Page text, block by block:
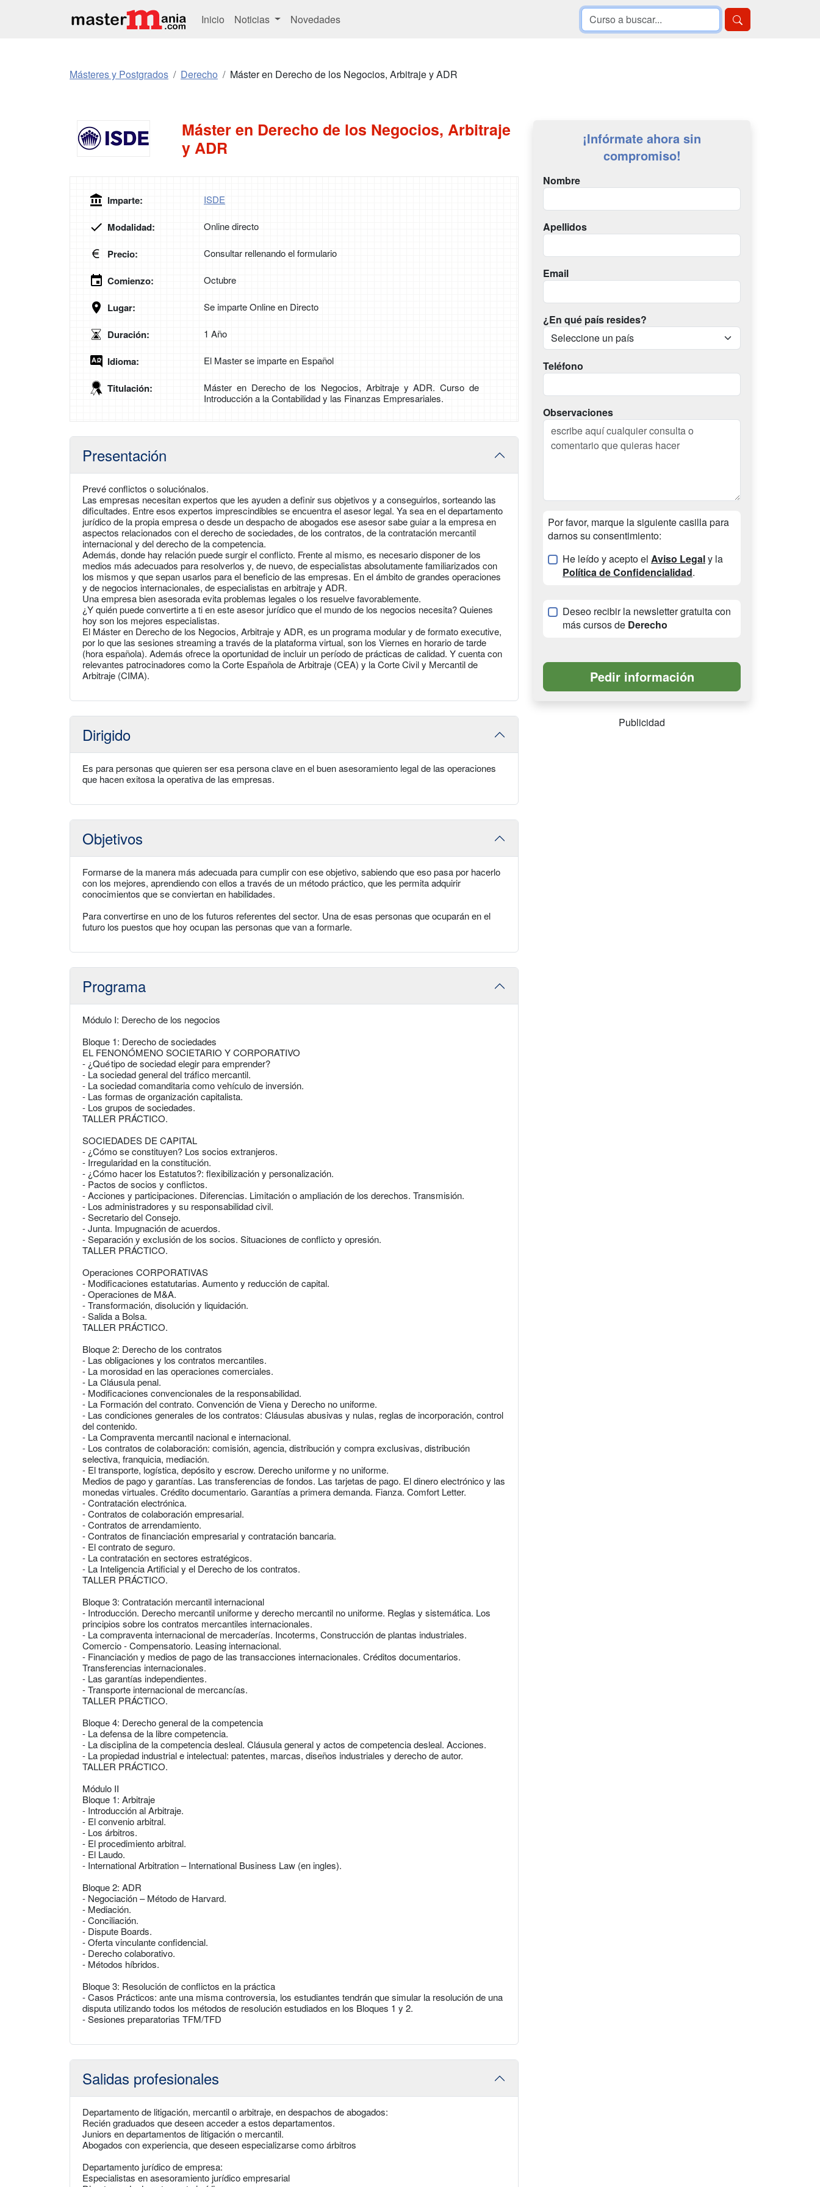
Inicio Noticias Novedades
Másteres y Postgrados Derecho Máster en Derecho de los Negocios, Arbitraje y ADR
Máster en Derecho de los Negocios, Arbitraje
y ADR
Imparte: ISDE
Modalidad: Online directo
Precio: Consultar rellenando el formulario
Comienzo: Octubre
Lugar: Se imparte Online en Directo
Duración: 1 Año
Idioma: El Master se imparte en Español
Titulación:
Máster en Derecho de los Negocios, Arbitraje y ADR. Curso de
Introducción a la Contabilidad y las Finanzas Empresariales.
Presentación
Prevé conflictos o soluciónalos.
Las empresas necesitan expertos que les ayuden a definir sus objetivos y a conseguirlos, sorteando las
dificultades. Entre esos expertos imprescindibles se encuentra el asesor legal. Ya sea en el departamento
jurídico de la propia empresa o desde un despacho de abogados ese asesor sabe guiar a la empresa en
aspectos relacionados con el derecho de sociedades, de los contratos, de la contratación mercantil
internacional y del derecho de la competencia.
Además, donde hay relación puede surgir el conflicto. Frente al mismo, es necesario disponer de los
medios más adecuados para resolverlos y, de nuevo, de especialistas absolutamente familiarizados con
los mismos y que sepan usarlos para el beneficio de las empresas. En el ámbito de grandes operaciones
y de negocios internacionales, de especialistas en arbitraje y ADR.
Una empresa bien asesorada evita problemas legales o los resuelve favorablemente.
¿Y quién puede convertirte a ti en este asesor jurídico que el mundo de los negocios necesita? Quienes
hoy son los mejores especialistas.
El Máster en Derecho de los Negocios, Arbitraje y ADR, es un programa modular y de formato executive,
por lo que las sesiones streaming a través de la plataforma virtual, son los Viernes en horario de tarde
(hora española). Además ofrece la oportunidad de incluir un período de prácticas de calidad. Y cuenta con
relevantes patrocinadores como la Corte Española de Arbitraje (CEA) y la Corte Civil y Mercantil de
Arbitraje (CIMA).
Dirigido
Es para personas que quieren ser esa persona clave en el buen asesoramiento legal de las operaciones
que hacen exitosa la operativa de las empresas.
Objetivos
Formarse de la manera más adecuada para cumplir con ese objetivo, sabiendo que eso pasa por hacerlo
con los mejores, aprendiendo con ellos a través de un método práctico, que les permita adquirir
conocimientos que se conviertan en habilidades.
Para convertirse en uno de los futuros referentes del sector. Una de esas personas que ocuparán en el
futuro los puestos que hoy ocupan las personas que van a formarle.
Programa
Módulo I: Derecho de los negocios
Bloque 1: Derecho de sociedades
EL FENONÓMENO SOCIETARIO Y CORPORATIVO
- ¿Qué tipo de sociedad elegir para emprender?
- La sociedad general del tráfico mercantil.
- La sociedad comanditaria como vehículo de inversión.
- Las formas de organización capitalista.
- Los grupos de sociedades.
TALLER PRÁCTICO.
SOCIEDADES DE CAPITAL
- ¿Cómo se constituyen? Los socios extranjeros.
- Irregularidad en la constitución.
- ¿Cómo hacer los Estatutos?: flexibilización y personalización.
- Pactos de socios y conflictos.
- Acciones y participaciones. Diferencias. Limitación o ampliación de los derechos. Transmisión.
- Los administradores y su responsabilidad civil.
- Secretario del Consejo.
- Junta. Impugnación de acuerdos.
- Separación y exclusión de los socios. Situaciones de conflicto y opresión.
TALLER PRÁCTICO.
Operaciones CORPORATIVAS
- Modificaciones estatutarias. Aumento y reducción de capital.
- Operaciones de M&A.
- Transformación, disolución y liquidación.
- Salida a Bolsa.
TALLER PRÁCTICO.
Bloque 2: Derecho de los contratos
- Las obligaciones y los contratos mercantiles.
- La morosidad en las operaciones comerciales.
- La Cláusula penal.
- Modificaciones convencionales de la responsabilidad.
- La Formación del contrato. Convención de Viena y Derecho no uniforme.
- Las condiciones generales de los contratos: Cláusulas abusivas y nulas, reglas de incorporación, control
del contenido.
- La Compraventa mercantil nacional e internacional.
- Los contratos de colaboración: comisión, agencia, distribución y compra exclusivas, distribución
selectiva, franquicia, mediación.
- El transporte, logística, depósito y escrow. Derecho uniforme y no uniforme.
Medios de pago y garantías. Las transferencias de fondos. Las tarjetas de pago. El dinero electrónico y las
monedas virtuales. Crédito documentario. Garantías a primera demanda. Fianza. Comfort Letter.
- Contratación electrónica.
- Contratos de colaboración empresarial.
- Contratos de arrendamiento.
- Contratos de financiación empresarial y contratación bancaria.
- El contrato de seguro.
- La contratación en sectores estratégicos.
- La Inteligencia Artificial y el Derecho de los contratos.
TALLER PRÁCTICO.
Bloque 3: Contratación mercantil internacional
- Introducción. Derecho mercantil uniforme y derecho mercantil no uniforme. Reglas y sistemática. Los
principios sobre los contratos mercantiles internacionales.
- La compraventa internacional de mercaderías. Incoterms, Construcción de plantas industriales.
Comercio - Compensatorio. Leasing internacional.
- Financiación y medios de pago de las transacciones internacionales. Créditos documentarios.
Transferencias internacionales.
- Las garantías independientes.
- Transporte internacional de mercancías.
TALLER PRÁCTICO.
Bloque 4: Derecho general de la competencia
- La defensa de la libre competencia.
- La disciplina de la competencia desleal. Cláusula general y actos de competencia desleal. Acciones.
- La propiedad industrial e intelectual: patentes, marcas, diseños industriales y derecho de autor.
TALLER PRÁCTICO.
Módulo II
Bloque 1: Arbitraje
- Introducción al Arbitraje.
- El convenio arbitral.
- Los árbitros.
- El procedimiento arbitral.
- El Laudo.
- International Arbitration – International Business Law (en ingles).
Bloque 2: ADR
- Negociación – Método de Harvard.
- Mediación.
- Conciliación.
- Dispute Boards.
- Oferta vinculante confidencial.
- Derecho colaborativo.
- Métodos híbridos.
Bloque 3: Resolución de conflictos en la práctica
- Casos Prácticos: ante una misma controversia, los estudiantes tendrán que simular la resolución de una
disputa utilizando todos los métodos de resolución estudiados en los Bloques 1 y 2.
- Sesiones preparatorias TFM/TFD
Salidas profesionales
Departamento de litigación, mercantil o arbitraje, en despachos de abogados:
Recién graduados que deseen acceder a estos departamentos.
Juniors en departamentos de litigación o mercantil.
Abogados con experiencia, que deseen especializarse como árbitros
Departamento jurídico de empresa:
Especialistas en asesoramiento jurídico empresarial
¡Infórmate ahora sin
compromiso!
Nombre
Apellidos
Email
¿En qué país resides?
Teléfono
Observaciones
Por favor, marque la siguiente casilla para
darnos su consentimiento:
He leído y acepto el Aviso Legaly la
Política de Confidencialidad.
Deseo recibir la newsletter gratuita con
más cursos de Derecho
Publicidad